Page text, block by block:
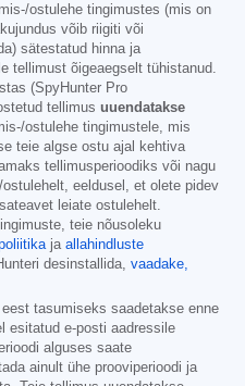
ostulehe tingimustes (mis on
võib riigiti või
sätestatud hinna ja
tellimust õigeaegselt tühistanud.
(SpyHunter Pro
tellimus uuendatakse
ostulehe tingimustele, mis
teie algse ostu ajal kehtiva
tellimusperioodiks või nagu
eeldusel, et olete pidev
leiate ostulehelt.
teie nõusoleku
ja allahindluste
desinstallida, vaadake,
tasumiseks saadetakse enne
esitatud e-posti aadressile
alguses saate
ainult ühe prooviperioodi ja